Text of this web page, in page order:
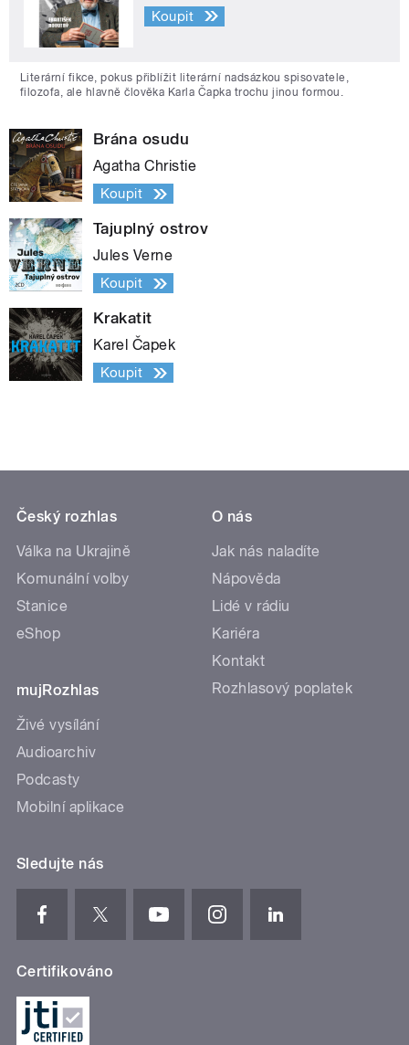
Koupit
Literární fikce, pokus přiblížit literární nadsázkou spisovatele,
filozofa, ale hlavně člověka Karla Čapka trochu jinou formou.
Brána osudu
Agatha Christie
Koupit
Tajuplný ostrov
Jules Verne
Koupit
Krakatit
Karel Čapek
Koupit
Český rozhlas
Válka na Ukrajině
Komunální volby
Stanice
eShop
mujRozhlas
Živé vysílání
Audioarchiv
Podcasty
Mobilní aplikace
O nás
Jak nás naladíte
Nápověda
Lidé v rádiu
Kariéra
Kontakt
Rozhlasový poplatek
Sledujte nás
Certifikováno